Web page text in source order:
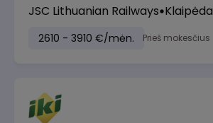
JSC Lithuanian Railways Klaipėda
2610 - 3910 €/mėn. Prieš mokesčius